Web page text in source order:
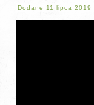
Dodane 11 lipca 2019